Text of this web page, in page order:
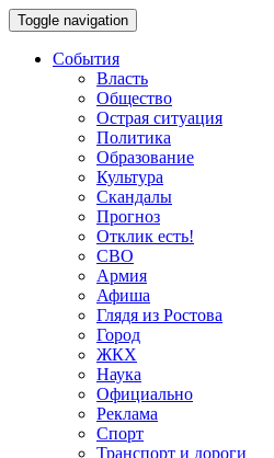
Toggle navigation
События
Власть
Общество
Острая ситуация
Политика
Образование
Культура
Скандалы
Прогноз
Отклик есть!
СВО
Армия
Афиша
Глядя из Ростова
Город
ЖКХ
Наука
Официально
Реклама
Спорт
Транспорт и дороги